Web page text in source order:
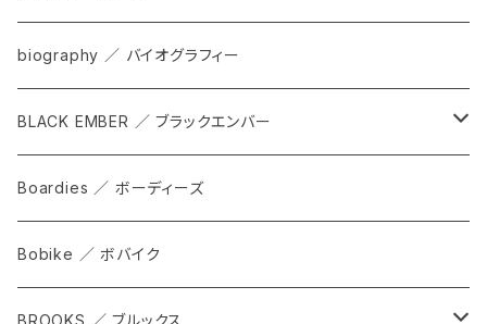
bag
cap
grove
biography ／ バイオグラフィー
BLACK EMBER ／ ブラックエンバー
ALL
FORGE
WPT TOTE
Boardies ／ ボーディーズ
Bobike ／ ボバイク